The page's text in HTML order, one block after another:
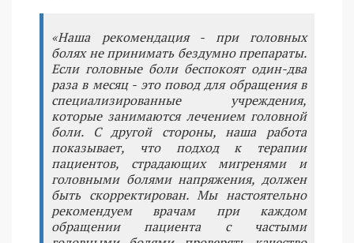
«Наша рекомендация - при головных
болях не принимать бездумно препараты.
Если головные боли беспокоят один-два
раза в месяц - это повод для обращения в
специализированные учреждения,
которые занимаются лечением головной
боли. С другой стороны, наша работа
показывает, что подход к терапии
пациентов, страдающих мигренями и
головными болями напряжения, должен
быть скорректирован. Мы настоятельно
рекомендуем врачам при каждом
обращении пациента с частыми